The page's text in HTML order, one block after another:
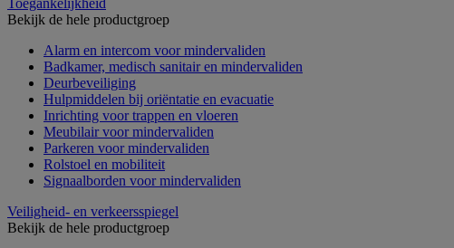
Bekijk de hele productgroep
Alarm en intercom voor mindervaliden
Badkamer, medisch sanitair en mindervaliden
Deurbeveiliging
Hulpmiddelen bij oriëntatie en evacuatie
Inrichting voor trappen en vloeren
Meubilair voor mindervaliden
Parkeren voor mindervaliden
Rolstoel en mobiliteit
Signaalborden voor mindervaliden
Veiligheid- en verkeersspiegel
Bekijk de hele productgroep